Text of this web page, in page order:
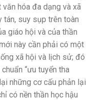
hóa đa dạng và xã
tán, suy sụp trên toàn
giáo hội và của thần
này cần phải có một
xã hội và lịch sử; đó
“ưu tuyển tha
những cơ cấu phản lại
có nền thần học hậu